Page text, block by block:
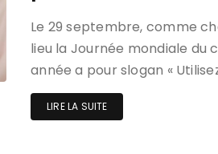
Le 29 septembre, comme
lieu la Journée mondiale du
année a pour slogan «
LIRE LA SUITE